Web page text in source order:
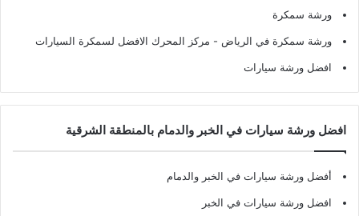
ورشة سمكرة
ورشة سمكرة في الرياض - مركز المحرك الافضل لسمكرة السيارات
افضل ورشة سيارات
افضل ورشة سيارات في الخبر والدمام بالمنطقة الشرقية
أفضل ورشة سيارات في الخبر والدمام
افضل ورشة سيارات في الخبر